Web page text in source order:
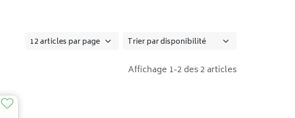
Affichage 1-2 des 2 articles